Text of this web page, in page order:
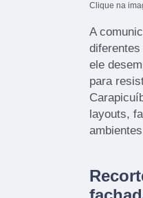
Clique na
A
ele
para
layouts,